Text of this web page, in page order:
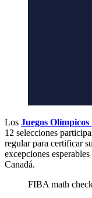
Los Juegos Olímpicos
12 selecciones
regular para certificar
excepciones
Canadá.
FIBA math